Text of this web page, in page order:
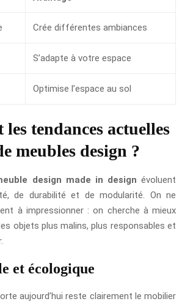
Crée différentes ambiances
S’adapte à votre espace
Optimise l’espace au sol
les tendances actuelles
meubles design ?
design made in design évoluent
de durabilité et de modularité. On ne
à impressionner : on cherche à mieux
objets plus malins, plus responsables et
et écologique
aujourd’hui reste clairement le mobilier